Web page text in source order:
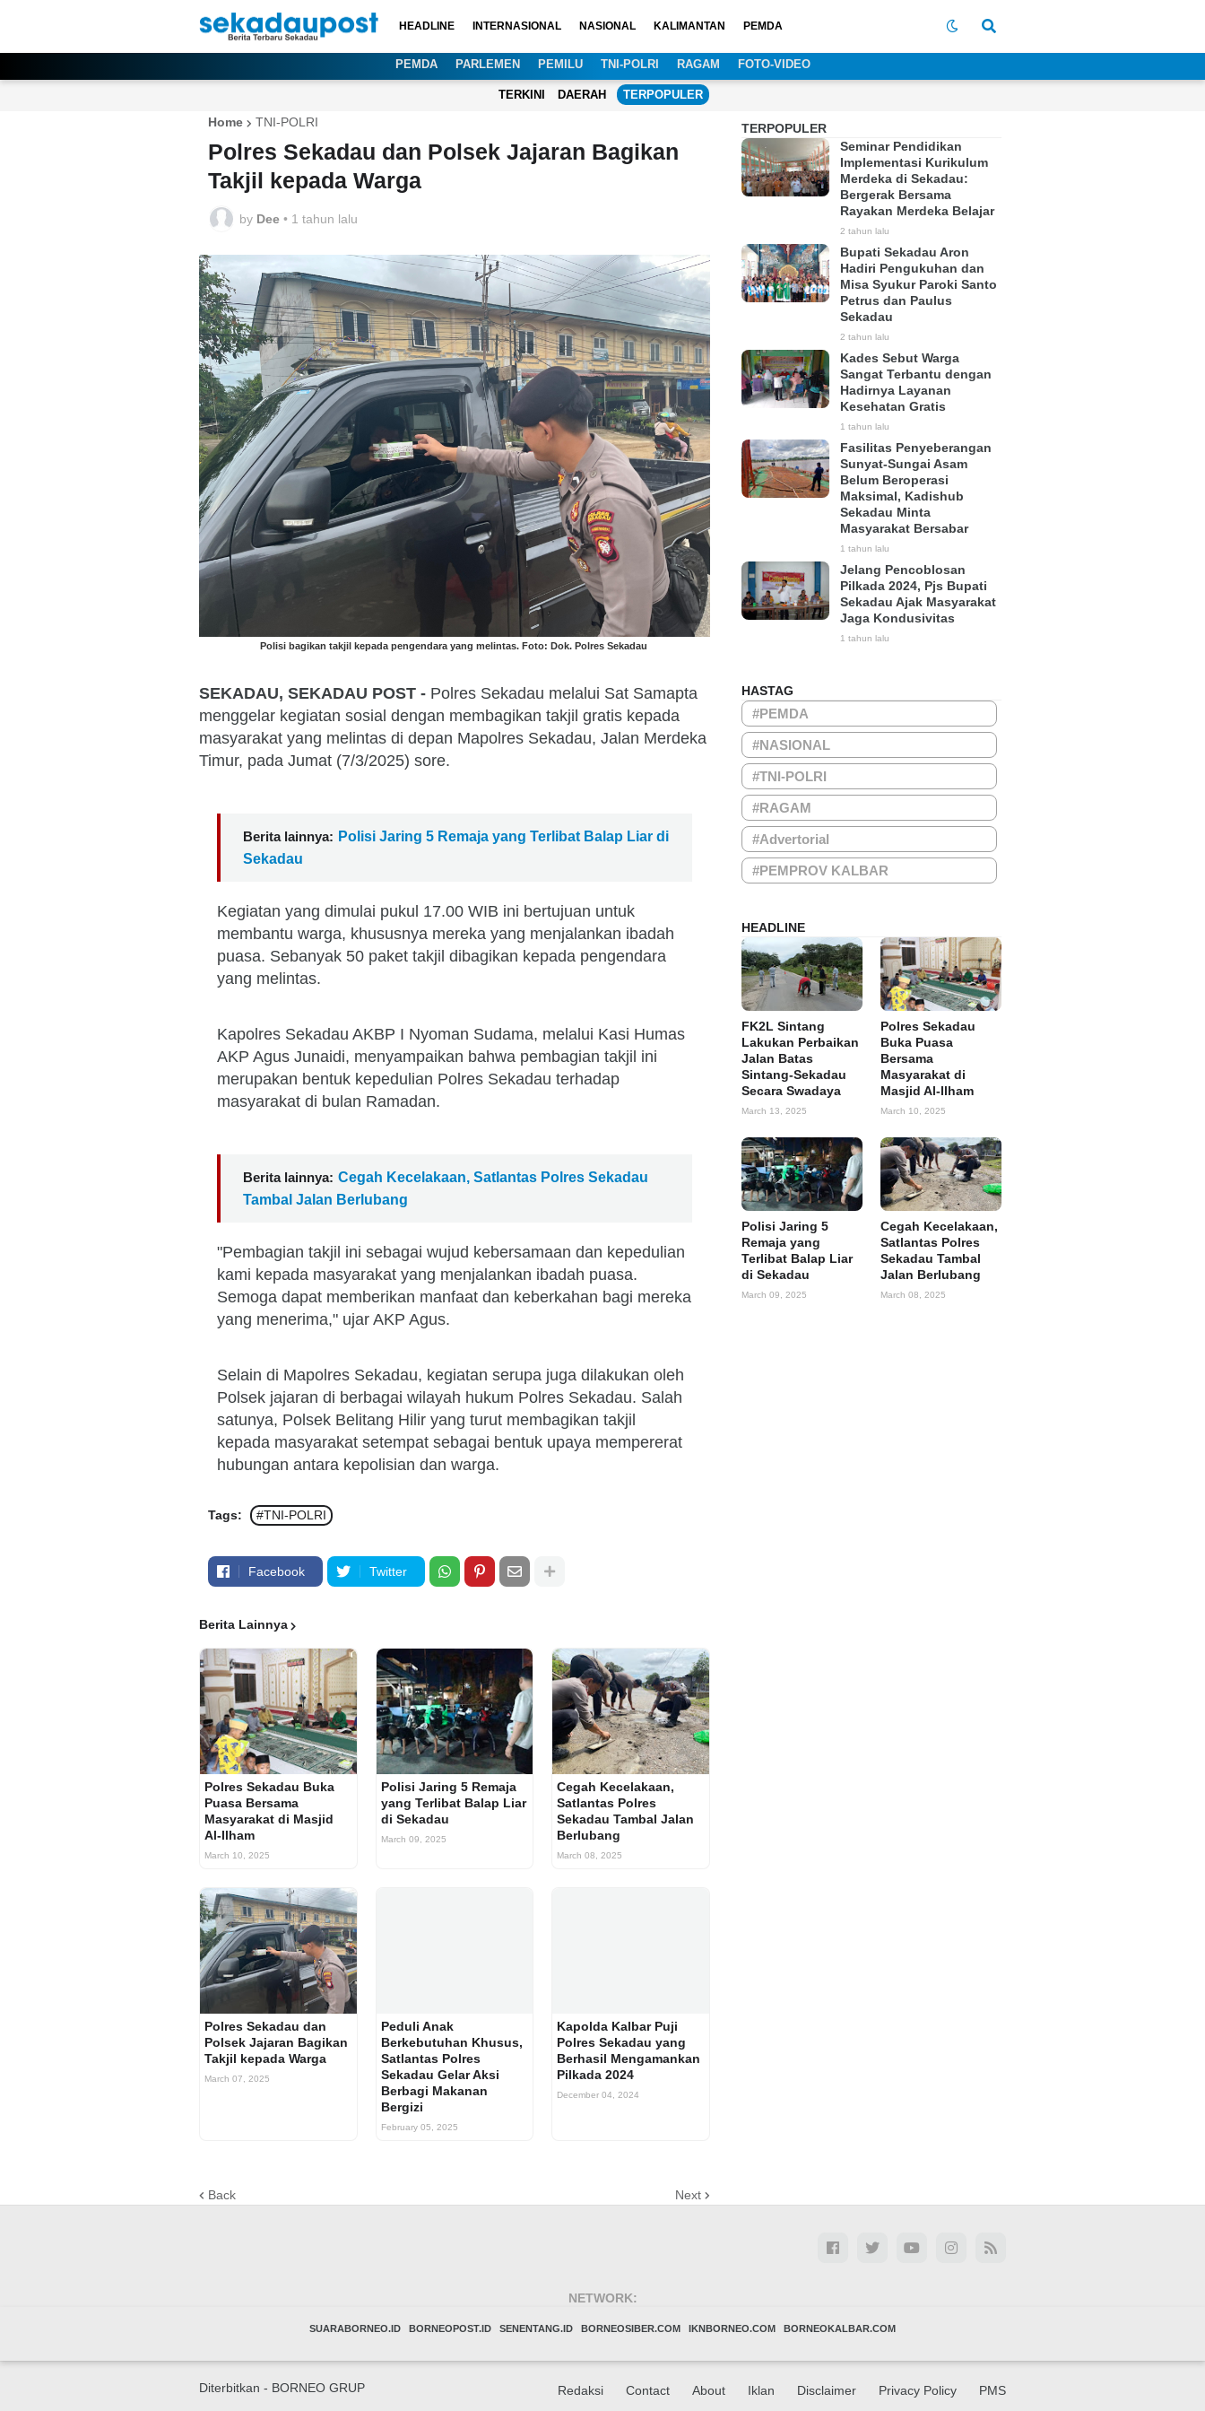
HEADLINE INTERNASIONAL NASIONAL KALIMANTAN PEMDA
PEMDA PARLEMEN PEMILU TNI-POLRI RAGAM FOTO-VIDEO
TERKINI DAERAH TERPOPULER
Home TNI-POLRI
Polres Sekadau dan Polsek Jajaran Bagikan
Takjil kepada Warga
by Dee • 1 tahun lalu
Polisi bagikan takjil kepada pengendara yang melintas. Foto: Dok. Polres Sekadau
SEKADAU, SEKADAU POST - Polres Sekadau melalui Sat Samapta
menggelar kegiatan sosial dengan membagikan takjil gratis kepada
masyarakat yang melintas di depan Mapolres Sekadau, Jalan Merdeka
Timur, pada Jumat (7/3/2025) sore.
Berita lainnya: Polisi Jaring 5 Remaja yang Terlibat Balap Liar di
Sekadau
Kegiatan yang dimulai pukul 17.00 WIB ini bertujuan untuk
membantu warga, khususnya mereka yang menjalankan ibadah
puasa. Sebanyak 50 paket takjil dibagikan kepada pengendara
yang melintas.
Kapolres Sekadau AKBP I Nyoman Sudama, melalui Kasi Humas
AKP Agus Junaidi, menyampaikan bahwa pembagian takjil ini
merupakan bentuk kepedulian Polres Sekadau terhadap
masyarakat di bulan Ramadan.
Berita lainnya: Cegah Kecelakaan, Satlantas Polres Sekadau
Tambal Jalan Berlubang
"Pembagian takjil ini sebagai wujud kebersamaan dan kepedulian
kami kepada masyarakat yang menjalankan ibadah puasa.
Semoga dapat memberikan manfaat dan keberkahan bagi mereka
yang menerima," ujar AKP Agus.
Selain di Mapolres Sekadau, kegiatan serupa juga dilakukan oleh
Polsek jajaran di berbagai wilayah hukum Polres Sekadau. Salah
satunya, Polsek Belitang Hilir yang turut membagikan takjil
kepada masyarakat setempat sebagai bentuk upaya mempererat
hubungan antara kepolisian dan warga.
Tags: #TNI-POLRI
Facebook Twitter
Berita Lainnya
Polres Sekadau Buka
Puasa Bersama
Masyarakat di Masjid
Al-Ilham
March 10, 2025
Polisi Jaring 5 Remaja
yang Terlibat Balap Liar
di Sekadau
March 09, 2025
Cegah Kecelakaan,
Satlantas Polres
Sekadau Tambal Jalan
Berlubang
March 08, 2025
Polres Sekadau dan
Polsek Jajaran Bagikan
Takjil kepada Warga
March 07, 2025
Peduli Anak
Berkebutuhan Khusus,
Satlantas Polres
Sekadau Gelar Aksi
Berbagi Makanan
Bergizi
February 05, 2025
Kapolda Kalbar Puji
Polres Sekadau yang
Berhasil Mengamankan
Pilkada 2024
December 04, 2024
Back Next
TERPOPULER
Seminar Pendidikan
Implementasi Kurikulum
Merdeka di Sekadau:
Bergerak Bersama
Rayakan Merdeka Belajar
2 tahun lalu
Bupati Sekadau Aron
Hadiri Pengukuhan dan
Misa Syukur Paroki Santo
Petrus dan Paulus
Sekadau
2 tahun lalu
Kades Sebut Warga
Sangat Terbantu dengan
Hadirnya Layanan
Kesehatan Gratis
1 tahun lalu
Fasilitas Penyeberangan
Sunyat-Sungai Asam
Belum Beroperasi
Maksimal, Kadishub
Sekadau Minta
Masyarakat Bersabar
1 tahun lalu
Jelang Pencoblosan
Pilkada 2024, Pjs Bupati
Sekadau Ajak Masyarakat
Jaga Kondusivitas
1 tahun lalu
HASTAG
#PEMDA
#NASIONAL
#TNI-POLRI
#RAGAM
#Advertorial
#PEMPROV KALBAR
HEADLINE
FK2L Sintang
Lakukan Perbaikan
Jalan Batas
Sintang-Sekadau
Secara Swadaya
March 13, 2025
Polres Sekadau
Buka Puasa
Bersama
Masyarakat di
Masjid Al-Ilham
March 10, 2025
Polisi Jaring 5
Remaja yang
Terlibat Balap Liar
di Sekadau
March 09, 2025
Cegah Kecelakaan,
Satlantas Polres
Sekadau Tambal
Jalan Berlubang
March 08, 2025
NETWORK:
SUARABORNEO.ID BORNEOPOST.ID SENENTANG.ID BORNEOSIBER.COM IKNBORNEO.COM BORNEOKALBAR.COM
Diterbitkan - BORNEO GRUP Redaksi Contact About Iklan Disclaimer Privacy Policy PMS